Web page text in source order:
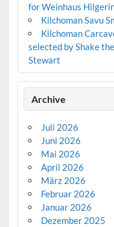
for Weinhaus
Kilchoman Savu
Kilchoman
selected by Shake
Stewart
Archive
Juli 2026
Juni 2026
Mai 2026
April 2026
März 2026
Februar 2026
Januar 2026
Dezember 2025